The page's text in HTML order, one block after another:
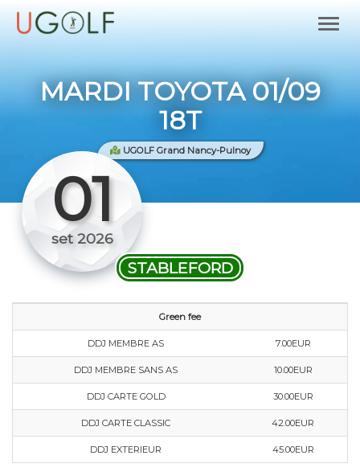
MARDI TOYOTA 01/09
18T
UGOLF Grand Nancy-Pulnoy
01
set 2026
STABLEFORD
Green fee
DDJ MEMBRE AS 7.00EUR
DDJ MEMBRE SANS AS 10.00EUR
DDJ CARTE GOLD 30.00EUR
DDJ CARTE CLASSIC 42.00EUR
DDJ EXTERIEUR 45.00EUR